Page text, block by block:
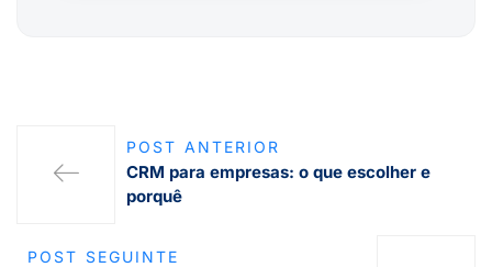
POST ANTERIOR
CRM para empresas: o que escolher e
porquê
POST SEGUINTE